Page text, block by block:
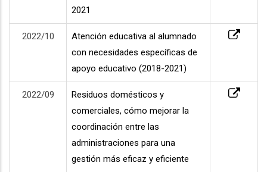
2021
2022/10
Atención educativa al alumnado
con necesidades específicas de
apoyo educativo (2018-2021)
2022/09
Residuos domésticos y
comerciales, cómo mejorar la
coordinación entre las
administraciones para una
gestión más eficaz y eficiente